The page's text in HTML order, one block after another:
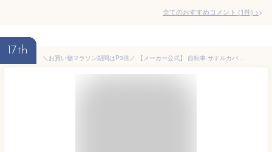
全てのおすすめコメント (1件) >
17th
＼お買い物マラソン期間はP3倍／ 【メーカー公式】 自転車 サドルカバー フィット スポーツ 防水 ロードバイク クロスバイク マウンテンバイク 伸びる ストレッチ 撥水 シートカバー レインカバー かっこいい 激安 おすすめ 川住製作所 KEIA kw239 【返品保証】